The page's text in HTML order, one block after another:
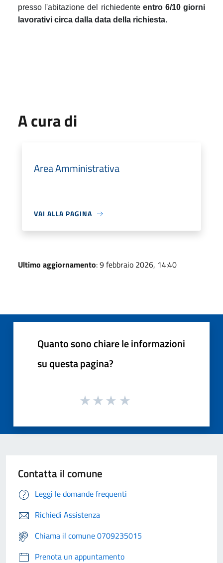
presso l'abitazione del richiedente entro 6/10 giorni
lavorativi circa dalla data della richiesta.
A cura di
Area Amministrativa
VAI ALLA PAGINA
Ultimo aggiornamento: 9 febbraio 2026, 14:40
Quanto sono chiare le informazioni
su questa pagina?
Contatta il comune
Leggi le domande frequenti
Richiedi Assistenza
Chiama il comune 0709235015
Prenota un appuntamento